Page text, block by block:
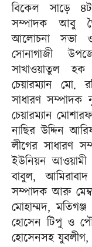
বিকেল সাড়ে
সম্পাদক আবু
আলোচনা সভা ও
সোনাগাজী
সাখাওয়াতুল
চেয়ারম্যান মো.
সাধারণ সম্পাদক
চেয়ারম্যান
নাছির উদ্দিন
লীগের সাধারণ
ইউনিয়ন আওয়ামী
বাবুল,
সম্পাদক আরু
মোহাম্মদ,
হোসেন টিপু ও
হোসেনসহ যুবলীগ,